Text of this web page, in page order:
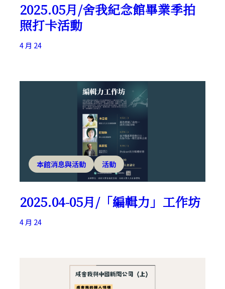
2025.05月/舍我紀念館畢業季拍
照打卡活動
4 月 24
本館消息與活動 活動
2025.04-05月/「編輯力」工作坊
4 月 24